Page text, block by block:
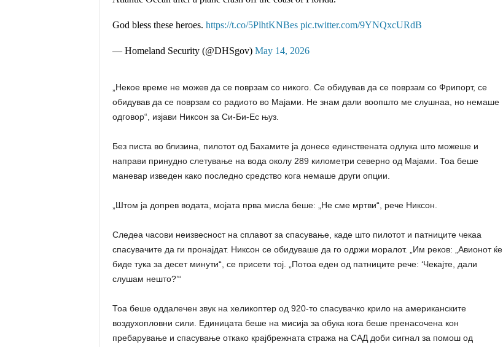
God bless these heroes. https://t.co/5PlhtKNBes pic.twitter.com/9YNQxcURdB
— Homeland Security (@DHSgov) May 14, 2026
„Некое време не можев да се поврзам со никого. Се обидував да се поврзам со Фрипорт, се
обидував да се поврзам со радиото во Мајами. Не знам дали воопшто ме слушнаа, но немаше
одговор“, изјави Никсон за Си-Би-Ес њуз.
Без писта во близина, пилотот од Бахамите ја донесе единствената одлука што можеше и
направи принудно слетување на вода околу 289 километри северно од Мајами. Тоа беше
маневар изведен како последно средство кога немаше други опции.
„Штом ја допрев водата, мојата прва мисла беше: „Не сме мртви“, рече Никсон.
Следеа часови неизвесност на сплавот за спасување, каде што пилотот и патниците чекаа
спасувачите да ги пронајдат. Никсон се обидуваше да го одржи моралот. „Им реков: „Авионот ќе
биде тука за десет минути“, се присети тој. „Потоа еден од патниците рече: ‘Чекајте, дали
слушам нешто?’“
Тоа беше оддалечен звук на хеликоптер од 920-то спасувачко крило на американските
воздухопловни сили. Единицата беше на мисија за обука кога беше пренасочена кон
пребарување и спасување откако крајбрежната стража на САД доби сигнал за помош од